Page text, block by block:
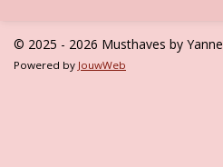
© 2025 - 2026 Musthaves by Yanne
Powered by JouwWeb